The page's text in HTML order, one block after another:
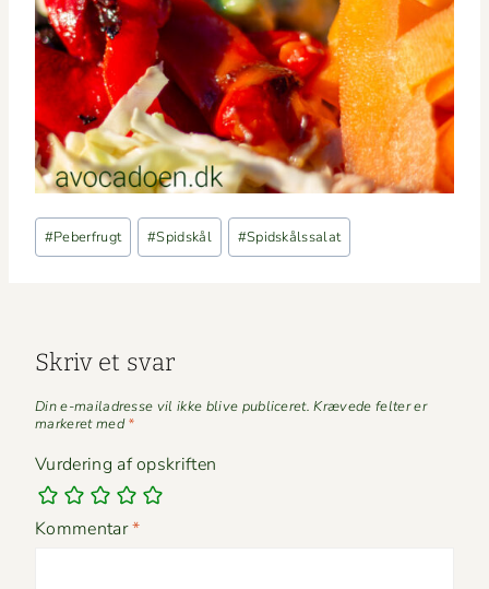
Indlæg-
tags:
#Peberfrugt #Spidskål #Spidskålssalat
Skriv et svar
Din e-mailadresse vil ikke blive publiceret. Krævede felter er
markeret med*
Vurdering af opskriften
Kommentar*